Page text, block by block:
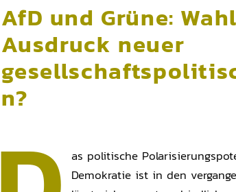
AfD und Grüne:
Ausdruck neuer
n?
as politische
Demokratie ist in den